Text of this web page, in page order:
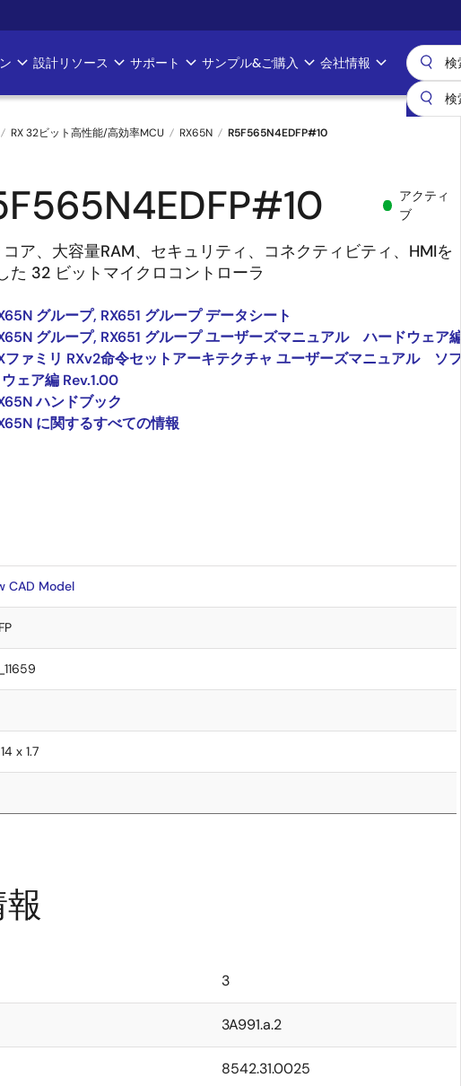
設計リソース サポート サンプル&ご購入 会社情報
RX 32ビット高性能/高効率MCU RX65N R5F565N4EDFP#10
アクティ
ブ
コア、大容量RAM、セキュリティ、コネクティビティ、HMIを
た 32 ビットマイクロコントローラ
グループ, RX651 グループ データシート
グループ, RX651 グループ ユーザーズマニュアル ハードウェア編
ファミリ RXv2命令セットアーキテクチャ ユーザーズマニュアル ソフ
ウェア編 Rev.1.00
ハンドブック
に関するすべての情報
CAD Model
x 1.7
3
3A991.a.2
8542.31.0025